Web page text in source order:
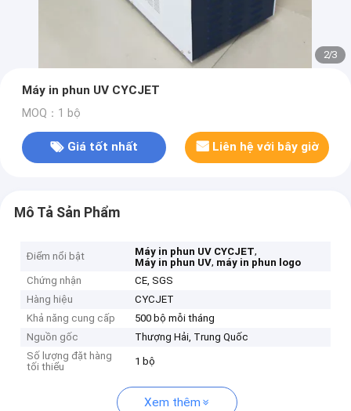
2/3
Máy in phun UV CYCJET
MOQ：1 bộ
Giá tốt nhất Liên hệ với bây giờ
Mô Tả Sản Phẩm
Điểm nổi bật Máy in phun UV CYCJET,
Máy in phun UV, máy in phun logo
Chứng nhận
CE, SGS
Hàng hiệu
CYCJET
Khả năng cung cấp
500 bộ mỗi tháng
Nguồn gốc
Thượng Hải, Trung Quốc
Số lượng đặt hàng
tối thiểu
1 bộ
Xem thêm